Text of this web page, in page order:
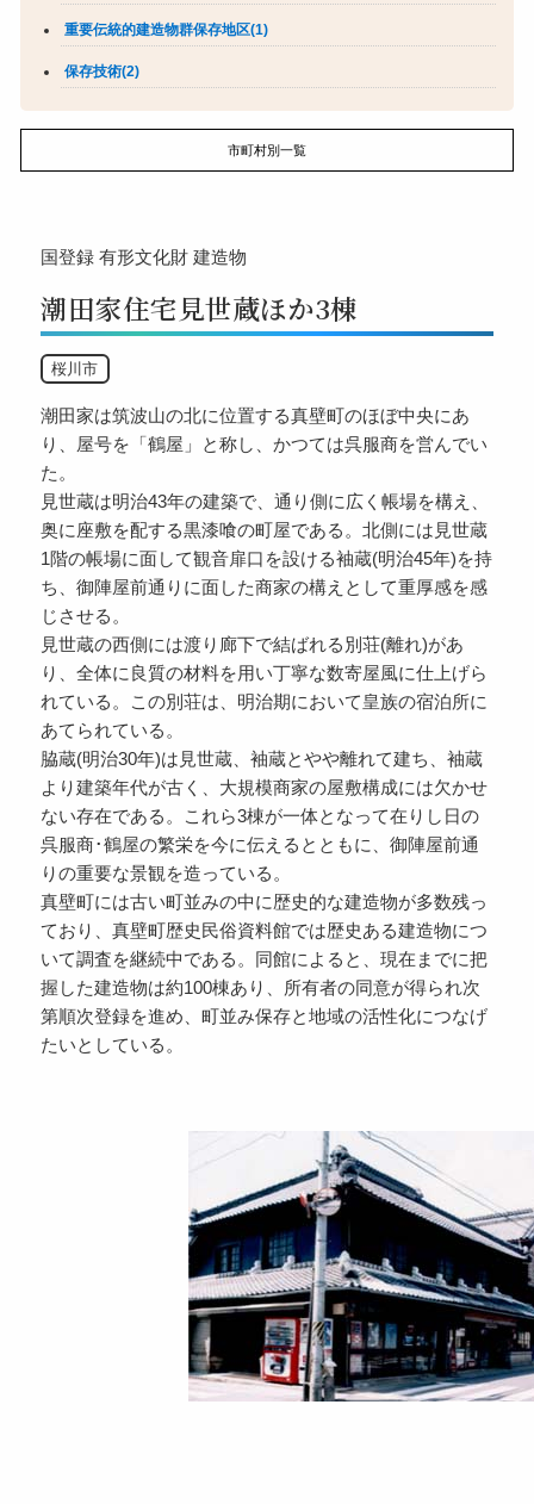
重要伝統的建造物群保存地区(1)
保存技術(2)
市町村別一覧
国登録 有形文化財 建造物
潮田家住宅見世蔵ほか3棟
桜川市
潮田家は筑波山の北に位置する真壁町のほぼ中央にあ
り、屋号を「鶴屋」と称し、かつては呉服商を営んでい
た。
見世蔵は明治43年の建築で、通り側に広く帳場を構え、
奥に座敷を配する黒漆喰の町屋である。北側には見世蔵
1階の帳場に面して観音扉口を設ける袖蔵(明治45年)を持
ち、御陣屋前通りに面した商家の構えとして重厚感を感
じさせる。
見世蔵の西側には渡り廊下で結ばれる別荘(離れ)があ
り、全体に良質の材料を用い丁寧な数寄屋風に仕上げら
れている。この別荘は、明治期において皇族の宿泊所に
あてられている。
脇蔵(明治30年)は見世蔵、袖蔵とやや離れて建ち、袖蔵
より建築年代が古く、大規模商家の屋敷構成には欠かせ
ない存在である。これら3棟が一体となって在りし日の
呉服商･鶴屋の繁栄を今に伝えるとともに、御陣屋前通
りの重要な景観を造っている。
真壁町には古い町並みの中に歴史的な建造物が多数残っ
ており、真壁町歴史民俗資料館では歴史ある建造物につ
いて調査を継続中である。同館によると、現在までに把
握した建造物は約100棟あり、所有者の同意が得られ次
第順次登録を進め、町並み保存と地域の活性化につなげ
たいとしている。